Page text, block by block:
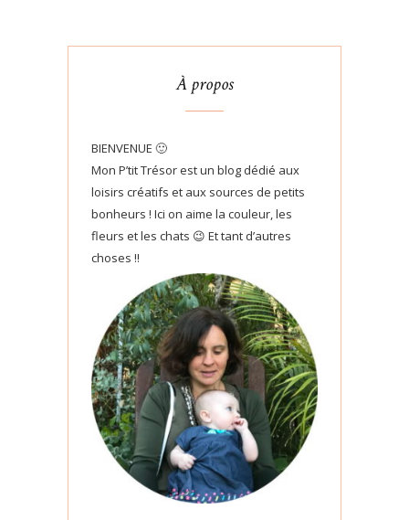
À propos
BIENVENUE 🙂
Mon P’tit Trésor est un blog dédié aux
loisirs créatifs et aux sources de petits
bonheurs ! Ici on aime la couleur, les
fleurs et les chats 😉 Et tant d’autres
choses !!